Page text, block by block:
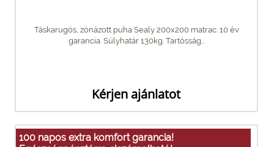
Táskarugós, zónázott puha Sealy 200x200 matrac. 10 év
garancia. Súlyhatár 130kg. Tartósság...
Kérjen ajánlatot
100 napos extra komfort garancia!